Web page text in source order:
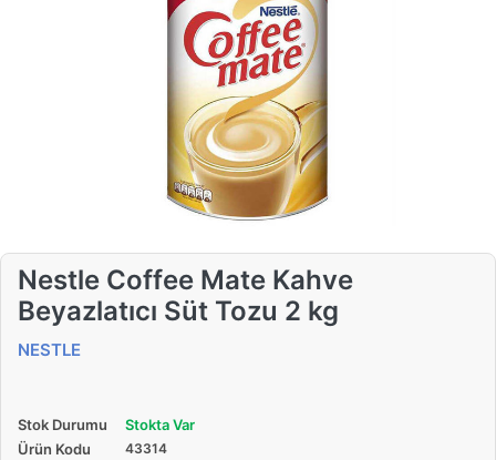
Nestle Coffee Mate Kahve
Beyazlatıcı Süt Tozu 2 kg
NESTLE
Stok Durumu
Stokta Var
Ürün Kodu
43314